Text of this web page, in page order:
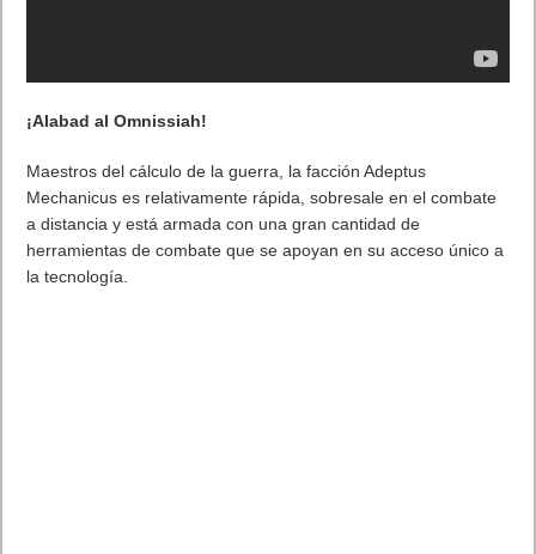
¡Alabad al Omnissiah!
Maestros del cálculo de la guerra, la facción Adeptus
Mechanicus es relativamente rápida, sobresale en el combate
a distancia y está armada con una gran cantidad de
herramientas de combate que se apoyan en su acceso único a
la tecnología.